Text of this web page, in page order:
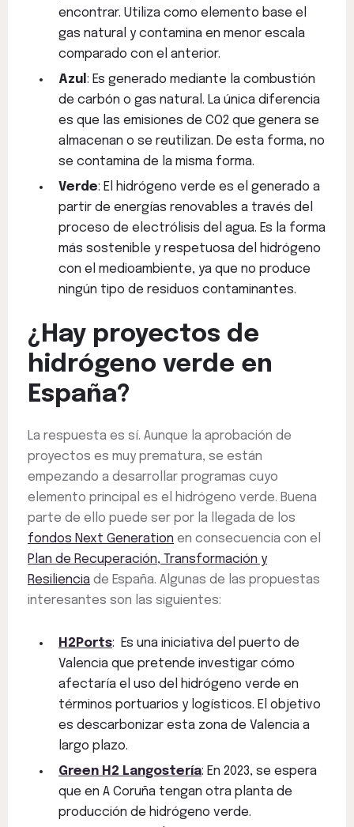
encontrar. Utiliza como elemento base el
gas natural y contamina en menor escala
comparado con el anterior.
Azul : Es generado mediante la combustión
de carbón o gas natural. La única diferencia
es que las emisiones de CO2 que genera se
almacenan o se reutilizan. De esta forma, no
se contamina de la misma forma.
Verde: El hidrógeno verde es el generado a
partir de energías renovables a través del
proceso de electrólisis del agua. Es la forma
más sostenible y respetuosa del hidrógeno
con el medioambiente, ya que no produce
ningún tipo de residuos contaminantes.
¿Hay proyectos de
hidrógeno verde en
España?
La respuesta es sí. Aunque la aprobación de
proyectos es muy prematura, se están
empezando a desarrollar programas cuyo
elemento principal es el hidrógeno verde. Buena
parte de ello puede ser por la llegada de los
fondos Next Generation en consecuencia con el
Plan de Recuperación, Transformación y
Resiliencia de España. Algunas de las propuestas
interesantes son las siguientes:
H2Ports: Es una iniciativa del puerto de
Valencia que pretende investigar cómo
afectaría el uso del hidrógeno verde en
términos portuarios y logísticos. El objetivo
es descarbonizar esta zona de Valencia a
largo plazo.
Green H2 Langostería: En 2023, se espera
que en A Coruña tengan otra planta de
producción de hidrógeno verde.